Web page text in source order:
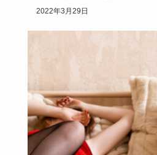
ても成功する可…
2022年3月29日